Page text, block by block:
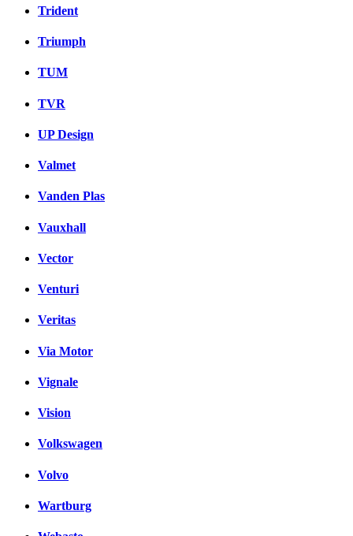
Trident
Triumph
TUM
TVR
UP Design
Valmet
Vanden Plas
Vauxhall
Vector
Venturi
Veritas
Via Motor
Vignale
Vision
Volkswagen
Volvo
Wartburg